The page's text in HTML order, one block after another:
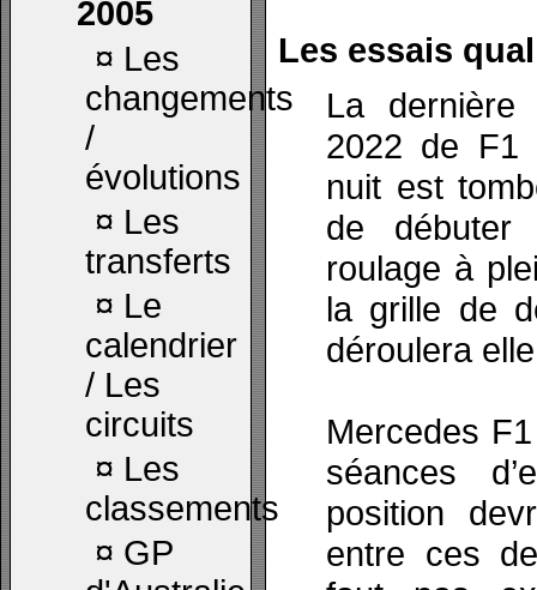
2005
¤ Les
changements
/
évolutions
¤ Les
transferts
¤ Le
calendrier
/ Les
circuits
¤ Les
classements
¤ GP
Les essais
La dernière
2022 de F1
nuit est
de débuter
roulage à
la grille de
déroulera
Mercedes
séances
position
entre ces